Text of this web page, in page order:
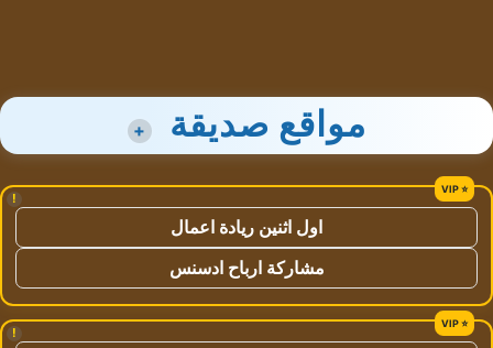
مواقع صديقة +
!
اول اثنين ريادة اعمال
مشاركة ارباح ادسنس
!